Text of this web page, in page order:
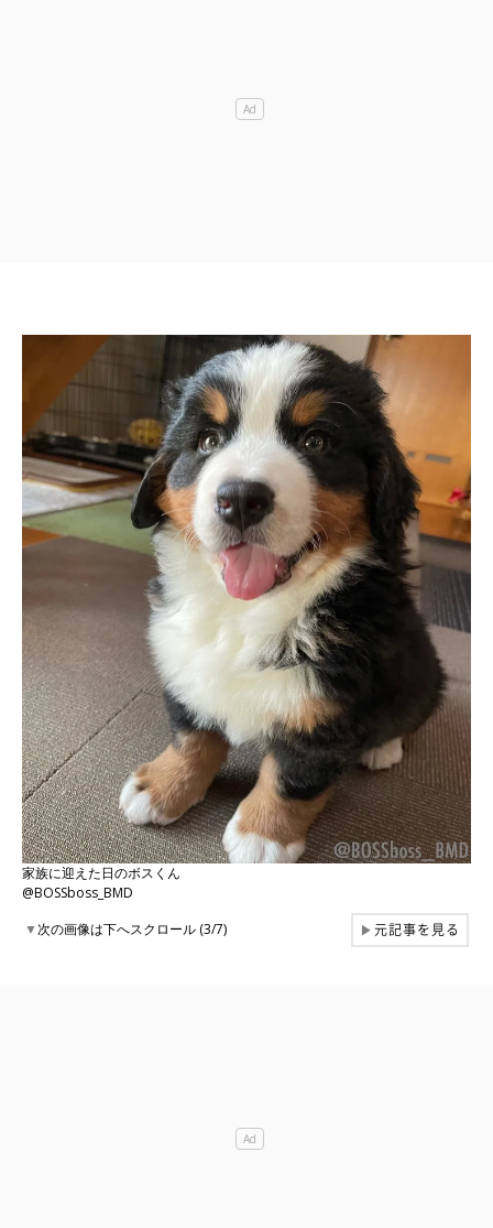
家族に迎えた日のボスくん
@BOSSboss_BMD
▼次の画像は下へスクロール (3/7) ▶元記事を見る